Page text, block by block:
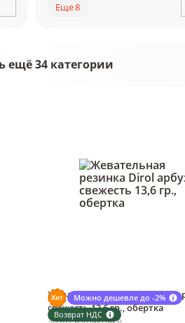
Еще 8
ещё 34 категории
Можно дешевле до -2%
Возврат НДС
Жевательная резинка Dirol
свежесть 13,6 гр., обертка